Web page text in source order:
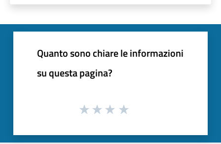
Quanto sono chiare le informazioni
su questa pagina?